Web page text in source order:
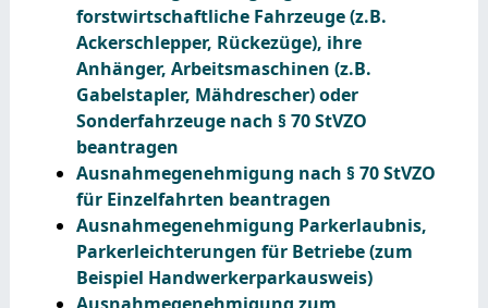
forstwirtschaftliche Fahrzeuge (z.B.
Ackerschlepper, Rückezüge), ihre
Anhänger, Arbeitsmaschinen (z.B.
Gabelstapler, Mähdrescher) oder
Sonderfahrzeuge nach § 70 StVZO
beantragen
Ausnahmegenehmigung nach § 70 StVZO
für Einzelfahrten beantragen
Ausnahmegenehmigung Parkerlaubnis,
Parkerleichterungen für Betriebe (zum
Beispiel Handwerkerparkausweis)